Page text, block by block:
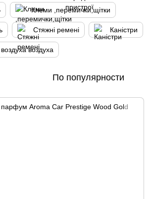
Клеми ,перемички,щітки
Стяжні ремені Каністри
воздуха
По популярности